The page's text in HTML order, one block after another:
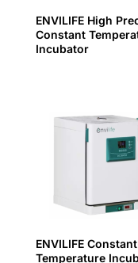
ENVILIFE High
Constant
Incubator
ENVILIFE
Temperature